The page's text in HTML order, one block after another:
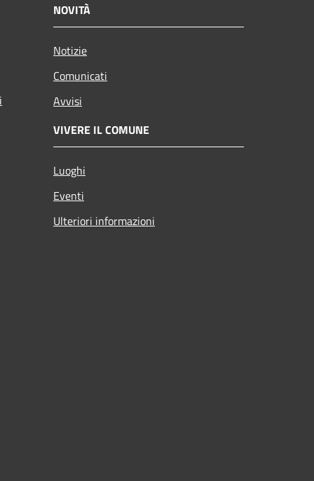
NOVITÀ
Notizie
Comunicati
Avvisi
VIVERE IL COMUNE
Luoghi
Eventi
Ulteriori informazioni